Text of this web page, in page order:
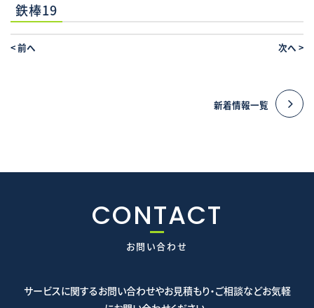
鉄棒19
<前へ 次へ >
新着情報一覧
CONTACT
お問い合わせ
サービスに関するお問い合わせやお見積もり・ご相談などお気軽